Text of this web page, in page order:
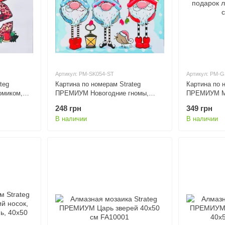
Артикул: PM-SK054-ST
Картина по номерам Strateg
ПРЕМИУМ Новогодние гномы,
SK054
248 грн
В наличии
Артикул: PM-
Картина по
ПРЕМИУМ
GS1571
349 грн
В наличии